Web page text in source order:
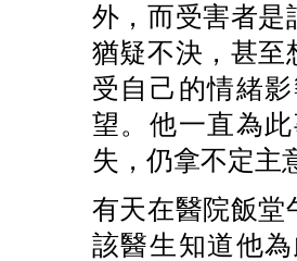
外，而受害者是
猶疑不決，甚至
受自己的情緒
望。他一直為
失，仍拿不定主
有天在醫院飯堂
該醫生知道他